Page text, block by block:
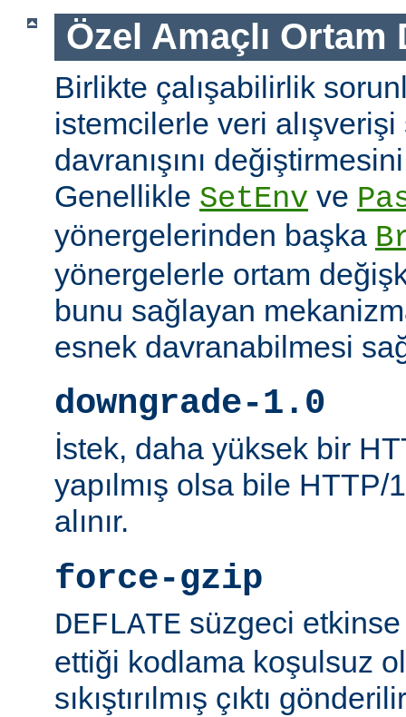
Özel Amaçlı
Birlikte çalışabilirlik
istemcilerle veri alışverişi
davranışını
Genellikle SetEnv ve
yönergelerinden başka
yönergelerle ortam
bunu sağlayan
esnek davranabilmesi
downgrade-1.0
İstek, daha yüksek bir
yapılmış olsa bile
alınır.
force-gzip
DEFLATE süzgeci etkinse
ettiği kodlama koşulsuz
sıkıştırılmış çıktı